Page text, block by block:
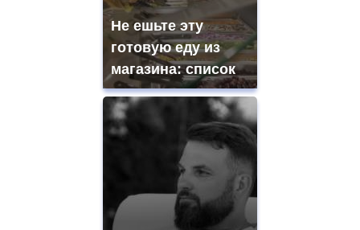
Не ешьте эту
готовую еду из
магазина: список